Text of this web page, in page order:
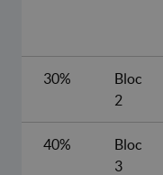
30%
Bloc
2
40%
Bloc
3